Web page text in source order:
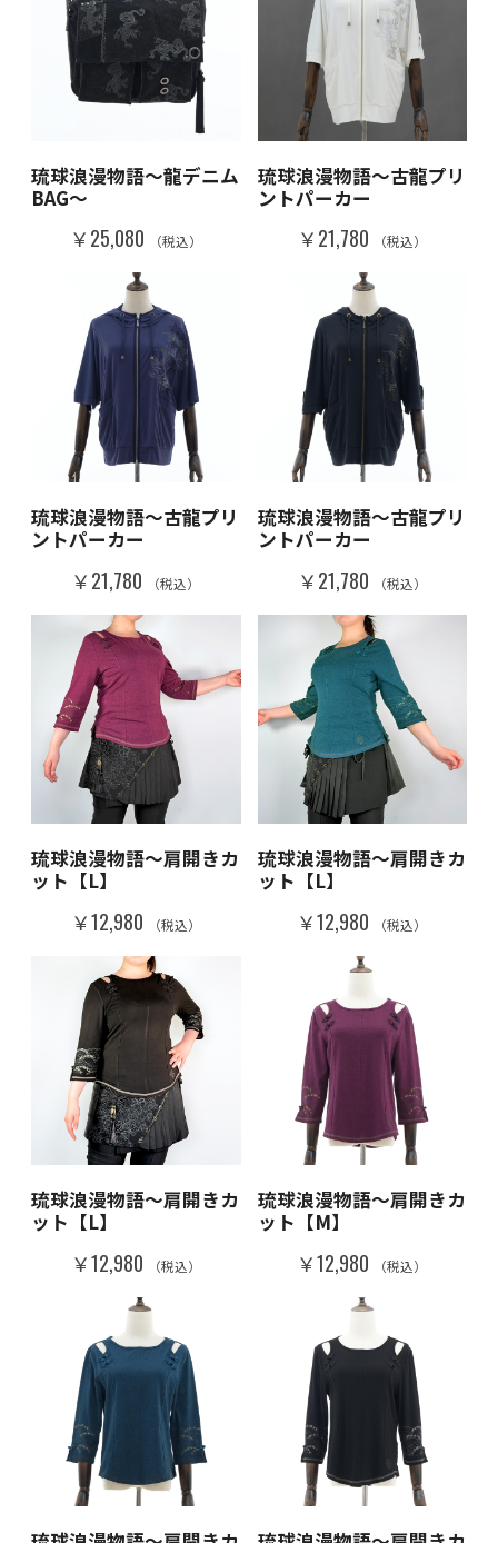
琉球浪漫物語～龍デニム
BAG～
￥25,080 （税込）
琉球浪漫物語～古龍プリ
ントパーカー
￥21,780 （税込）
琉球浪漫物語～古龍プリ
ントパーカー
￥21,780 （税込）
琉球浪漫物語～古龍プリ
ントパーカー
￥21,780 （税込）
琉球浪漫物語～肩開きカ
ット【L】
￥12,980 （税込）
琉球浪漫物語～肩開きカ
ット【L】
￥12,980 （税込）
琉球浪漫物語～肩開きカ
ット【L】
￥12,980 （税込）
琉球浪漫物語～肩開きカ
ット【M】
￥12,980 （税込）